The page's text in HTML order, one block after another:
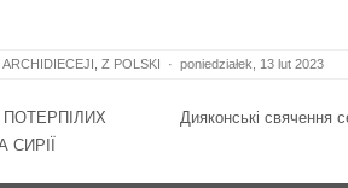
ARCHIDIECEJI Z POLSKI · poniedziałek, 13 lut 2023
Дияконські свячення